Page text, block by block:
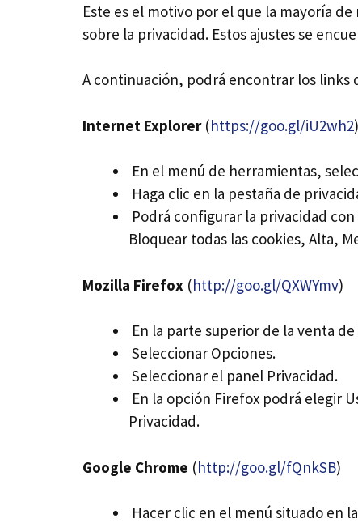
Este es el motivo por el que la mayoría
sobre la privacidad. Estos ajustes se
A continuación, podrá encontrar los links
Internet Explorer(https://goo.gl/iU2wh2)
En el menú de herramientas,
Haga clic en la pestaña de
Podrá configurar la privacidad
Bloquear todas las cookies, Alta,
Mozilla Firefox (http://goo.gl/QXWYmv)
En la parte superior de la venta
Seleccionar Opciones.
Seleccionar el panel Privacidad.
En la opción Firefox podrá elegir
Privacidad.
Google Chrome (http://goo.gl/fQnkSB)
Hacer clic en el menú situado en